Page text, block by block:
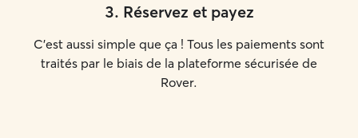
3. Réservez et payez
C'est aussi simple que ça ! Tous les paiements sont
traités par le biais de la plateforme sécurisée de
Rover.